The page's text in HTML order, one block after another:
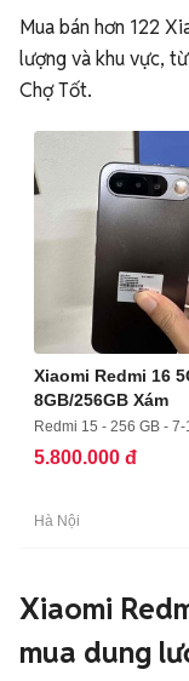
Mua bán hơn 122
lượng và khu vực,
Chợ Tốt.
Xiaomi Redmi 16
8GB/256GB Xám
Redmi 15 - 256 GB -
5.800.000 đ
Hà Nội
Xiaomi
mua dung